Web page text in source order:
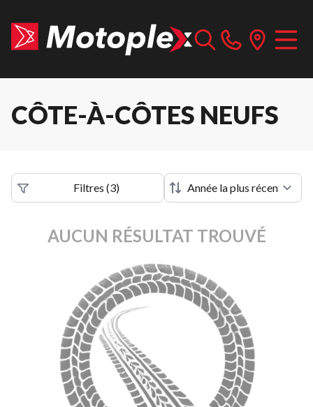
CÔTE-À-CÔTES NEUFS
Filtres (3)
AUCUN RÉSULTAT TROUVÉ